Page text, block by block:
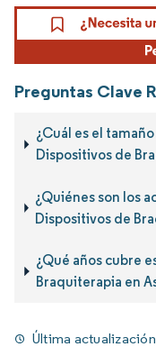
Preguntas Clave
¿Cuál es el
Dispositivos de
¿Quiénes son los
Dispositivos de
¿Qué años cubre
Braquiterapia en
Última